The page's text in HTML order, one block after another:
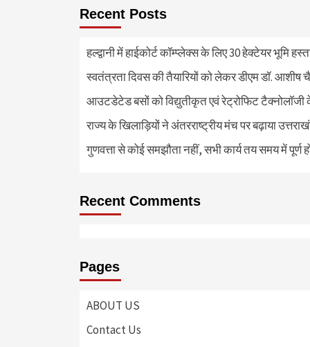
Recent Posts
हल्द्वानी में हाईकोर्ट कॉम्प्लेक्स के लिए 30 हेक्टेयर भूमि
स्वतंत्रता दिवस की तैयारियों को लेकर डीएम डॉ. आशीष
आउटडेटेड बसों को विद्युतीकृत एवं रेट्रोफिट टैक्नोलाॅजी
राज्य के खिलाड़ियों ने अंतरराष्ट्रीय मंच पर बढ़ाया
गुणवत्ता से कोई समझौता नहीं, सभी कार्य तय समय में पूर्ण
Recent Comments
Pages
ABOUT US
Contact Us